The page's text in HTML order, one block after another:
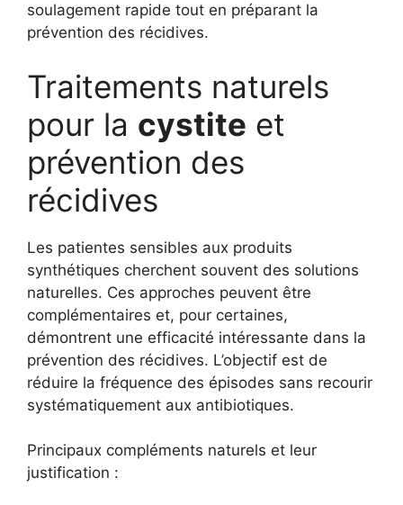
soulagement rapide tout en préparant la
prévention des récidives.
Traitements naturels
pour la cystite et
prévention des
récidives
Les patientes sensibles aux produits
synthétiques cherchent souvent des solutions
naturelles. Ces approches peuvent être
complémentaires et, pour certaines,
démontrent une efficacité intéressante dans la
prévention des récidives. L’objectif est de
réduire la fréquence des épisodes sans recourir
systématiquement aux antibiotiques.
Principaux compléments naturels et leur
justification :